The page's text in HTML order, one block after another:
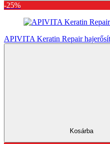
-25%
APIVITA Keratin Repair
Kosárba